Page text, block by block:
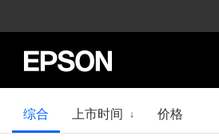
综合 上市时间 ↓ 价格